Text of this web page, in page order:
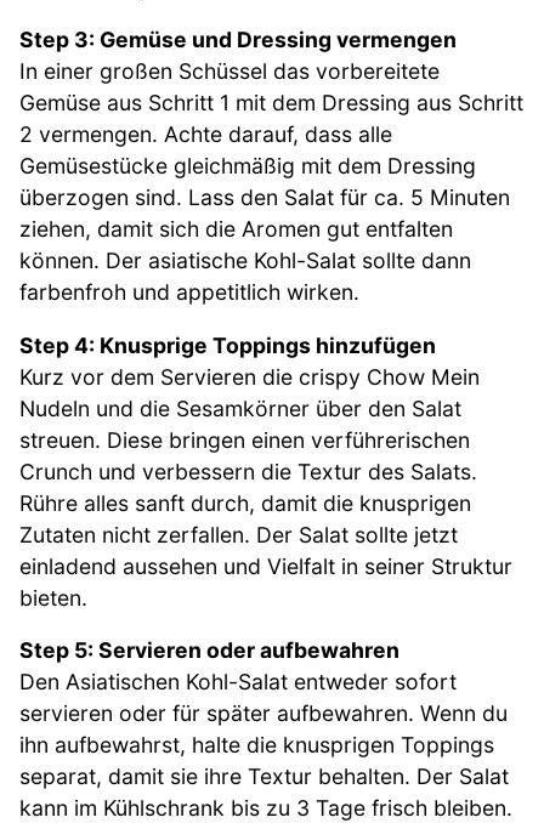
Step 3: Gemüse und Dressing vermengen
In einer großen Schüssel das vorbereitete
Gemüse aus Schritt 1 mit dem Dressing aus Schritt
2 vermengen. Achte darauf, dass alle
Gemüsestücke gleichmäßig mit dem Dressing
überzogen sind. Lass den Salat für ca. 5 Minuten
ziehen, damit sich die Aromen gut entfalten
können. Der asiatische Kohl-Salat sollte dann
farbenfroh und appetitlich wirken.
Step 4: Knusprige Toppings hinzufügen
Kurz vor dem Servieren die crispy Chow Mein
Nudeln und die Sesamkörner über den Salat
streuen. Diese bringen einen verführerischen
Crunch und verbessern die Textur des Salats.
Rühre alles sanft durch, damit die knusprigen
Zutaten nicht zerfallen. Der Salat sollte jetzt
einladend aussehen und Vielfalt in seiner Struktur
bieten.
Step 5: Servieren oder aufbewahren
Den Asiatischen Kohl-Salat entweder sofort
servieren oder für später aufbewahren. Wenn du
ihn aufbewahrst, halte die knusprigen Toppings
separat, damit sie ihre Textur behalten. Der Salat
kann im Kühlschrank bis zu 3 Tage frisch bleiben.